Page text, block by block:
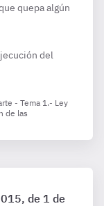
quepa algún
del
- Tema 1.- Ley
de las
de 1 de